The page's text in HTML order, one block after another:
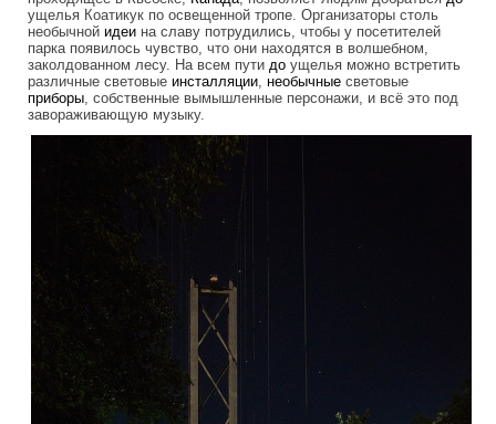
ущелья Коатикук по освещенной тропе. Организаторы столь
необычной идеи на славу потрудились, чтобы у посетителей
парка появилось чувство, что они находятся в волшебном,
заколдованном лесу. На всем пути до ущелья можно встретить
различные световые инсталляции, необычные световые
приборы, собственные вымышленные персонажи, и всё это под
завораживающую музыку.
foresta_lumina_1.jpg